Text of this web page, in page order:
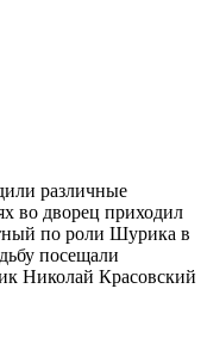
различные
во дворец приходил
по роли Шурика в
посещали
Николай Красовский